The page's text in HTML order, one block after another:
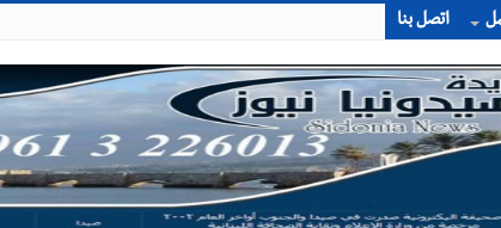
اتصل بنا